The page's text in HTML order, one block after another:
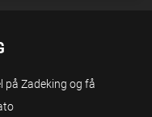
på Zadeking og få